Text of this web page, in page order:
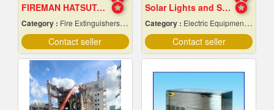
FIREMAN HATSUTA Dry chemical fire extinguisher
Category : Fire Extinguishers & Equipment
Contact seller
Solar Lights and Solar Energy Equipment in Pattaya, Chonburi
Category : Electric Equipment & Supplies-Wholesale & Manufacturers
Contact seller